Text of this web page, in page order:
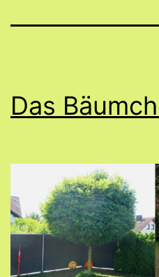
Das